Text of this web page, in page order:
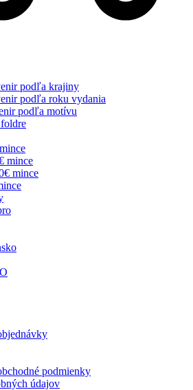
podľa krajiny
podľa roku vydania
podľa motívu
mince
mince
podmienky
údajov